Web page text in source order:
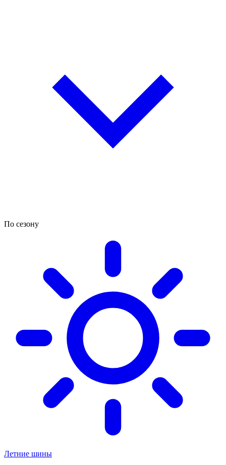
По сезону
Летние шины